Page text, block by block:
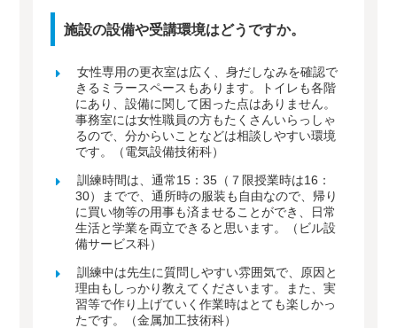
施設の設備や受講環境はどうですか。
女性専用の更衣室は広く、身だしなみを確認で
きるミラースペースもあります。トイレも各階
にあり、設備に関して困った点はありません。
事務室には女性職員の方もたくさんいらっしゃ
るので、分からいことなどは相談しやすい環境
です。（電気設備技術科）
訓練時間は、通常15：35（７限授業時は16：
30）までで、通所時の服装も自由なので、帰り
に買い物等の用事も済ませることができ、日常
生活と学業を両立できると思います。（ビル設
備サービス科）
訓練中は先生に質問しやすい雰囲気で、原因と
理由もしっかり教えてくださいます。また、実
習等で作り上げていく作業時はとても楽しかっ
たです。（金属加工技術科）